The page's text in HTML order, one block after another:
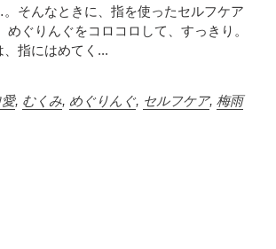
そんなときに、指を使ったセルフケア
めぐりんぐをコロコロして、すっきり。
、指にはめてく...
, むくみ, めぐりんぐ, セルフケア, 梅雨